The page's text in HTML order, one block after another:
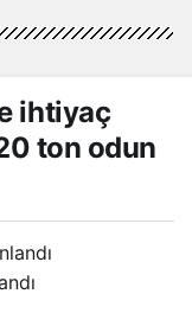
ihtiyaç
ton odun